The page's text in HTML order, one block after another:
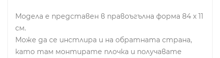
Модела е представен в правоъгълна форма 84 х 11
см.
Може да се инстлира и на обратната страна,
като там монтирате плочка и получавате